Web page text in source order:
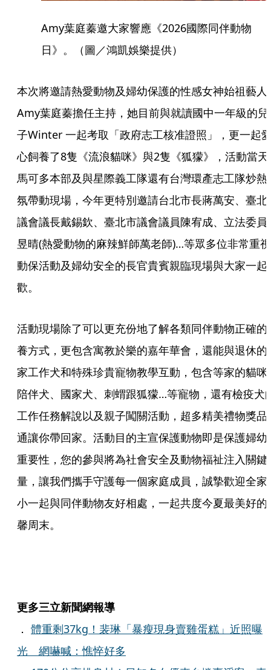
Amy葉庭蓁邀大家響應《2026國際同伴動物
日》。（圖／鴻凱娛樂提供）
本次將邀請熱愛動物及婦幼保護的性感女神始祖藝人
Amy葉庭蓁擔任主持，她目前與就讀國中一年級的兒
子Winter 一起考取「政府志工核准證照」，更一起
心飼養了8隻《流浪貓咪》與2隻《狐獴》，活動當天
馬可多本部及與星際義工隊還有台灣環產志工隊炒熱
氛帶動現場，今年更特別邀請台北市長蔣萬安、臺北
議會議長戴錫欽、臺北市議會議員陳宥成、立法委員
昱晴(熱愛動物的麻辣鮮師萬老師)…等眾多位非常重視
動保活動及婦幼安全的長官貴賓親臨現場與大家一起
歡。
活動現場除了可以更充份地了解各類同伴動物正確的
養方式，更包含寓教於樂的嘉年華會，還能與退休的
家工作犬和特殊珍貴寵物教學互動，包含等家的貓咪
陪伴犬、國家犬、刺蝟跟狐獴…等寵物，還有檢疫犬
工作任務解說以及親子闖關活動，超多精美禮物獎品
通讓你帶回家。活動目的主宣保護動物即是保護婦幼
重要性，您的參與將為社會安全及動物福祉注入關鍵
量，讓我們攜手守護每一個家庭成員，誠摯歡迎全家
小一起與同伴動物友好相處，一起共度今夏最美好的
馨周末。
更多三立新聞網報導
． 體重剩37kg！裴琳「暴瘦現身賣雞蛋糕」近照曝
光 網嚇喊：憔悴好多